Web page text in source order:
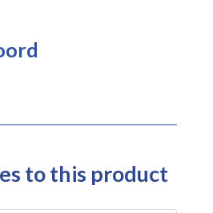
to this product